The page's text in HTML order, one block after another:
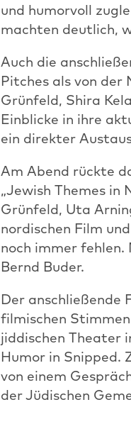
und humorvoll
machten deutlich,
Auch die
Pitches als von der
Grünfeld, Shira
Einblicke in ihre
ein direkter
Am Abend rückte
„Jewish Themes in
Grünfeld, Uta
nordischen Film
noch immer
Bernd Buder.
Der anschließende
filmischen
jiddischen Theater
Humor in Snipped.
von einem
der Jüdischen